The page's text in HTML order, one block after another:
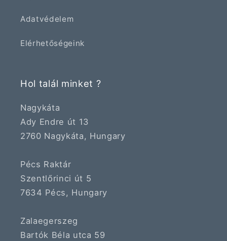
Adatvédelem
Elérhetőségeink
Hol talál minket ?
Nagykáta
Ady Endre út 13
2760 Nagykáta, Hungary
Pécs Raktár
Szentlőrinci út 5
7634 Pécs, Hungary
Zalaegerszeg
Bartók Béla utca 59